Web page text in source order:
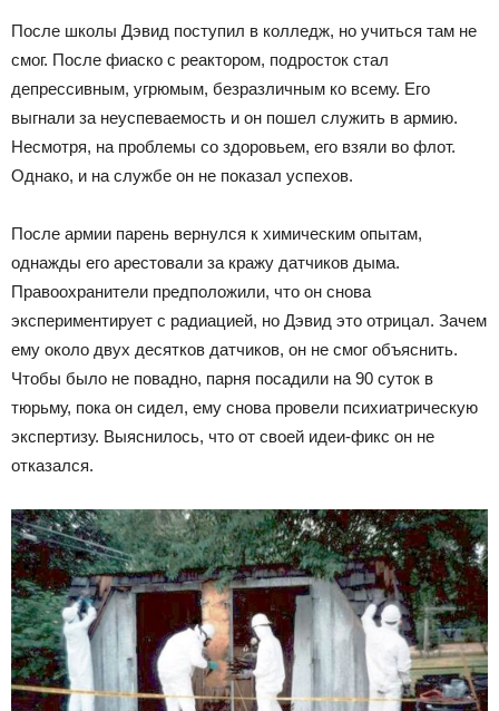
После школы Дэвид поступил в колледж, но учиться там не
смог. После фиаско с реактором, подросток стал
депрессивным, угрюмым, безразличным ко всему. Его
выгнали за неуспеваемость и он пошел служить в армию.
Несмотря, на проблемы со здоровьем, его взяли во флот.
Однако, и на службе он не показал успехов.
После армии парень вернулся к химическим опытам,
однажды его арестовали за кражу датчиков дыма.
Правоохранители предположили, что он снова
экспериментирует с радиацией, но Дэвид это отрицал. Зачем
ему около двух десятков датчиков, он не смог объяснить.
Чтобы было не повадно, парня посадили на 90 суток в
тюрьму, пока он сидел, ему снова провели психиатрическую
экспертизу. Выяснилось, что от своей идеи-фикс он не
отказался.